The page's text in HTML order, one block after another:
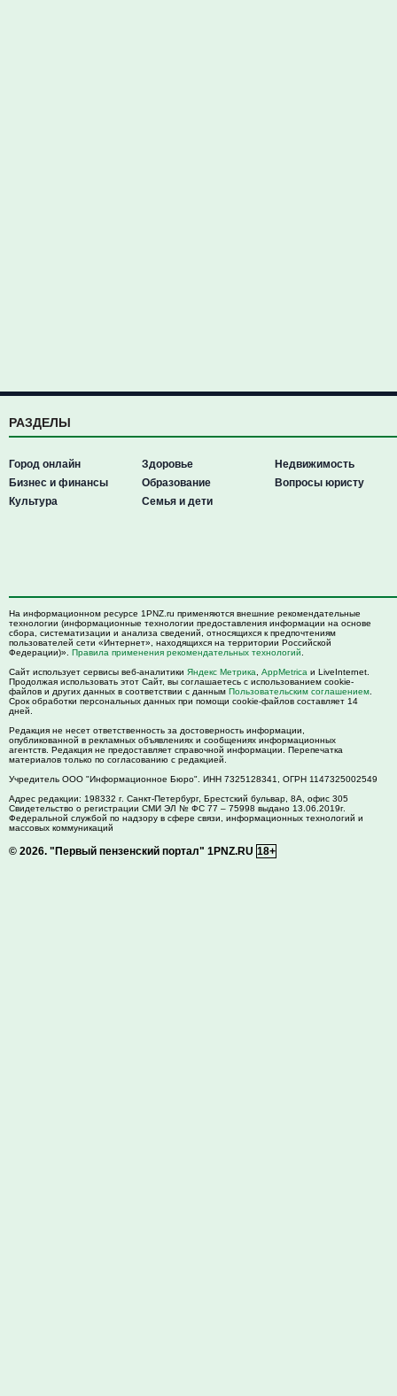
РАЗДЕЛЫ
Город онлайн
Бизнес и финансы
Культура
Здоровье
Образование
Семья и дети
Недвижимость
Вопросы юристу
На информационном ресурсе 1PNZ.ru применяются внешние рекомендательные
технологии (информационные технологии предоставления информации на основе
сбора, систематизации и анализа сведений, относящихся к предпочтениям
пользователей сети «Интернет», находящихся на территории Российской
Федерации)». Правила применения рекомендательных технологий
Сайт использует сервисы веб-аналитики Яндекс Метрика AppMetrica и LiveInternet.
Продолжая использовать этот Сайт, вы соглашаетесь с использованием cookie-
файлов и других данных в соответствии с данным Пользовательским соглашением
Срок обработки персональных данных при помощи cookie-файлов составляет 14
дней.
Редакция не несет ответственность за достоверность информации,
опубликованной в рекламных объявлениях и сообщениях информационных
агентств. Редакция не предоставляет справочной информации. Перепечатка
материалов только по согласованию с редакцией.
Учредитель ООО "Информационное Бюро". ИНН 7325128341, ОГРН 1147325002549
Адрес редакции: 198332 г. Санкт-Петербург, Брестский бульвар, 8А, офис 305
Свидетельство о регистрации СМИ ЭЛ № ФС 77 – 75998 выдано 13.06.2019г.
Федеральной службой по надзору в сфере связи, информационных технологий и
массовых коммуникаций
© 2026. "Первый пензенский портал" 1PNZ.RU 18+